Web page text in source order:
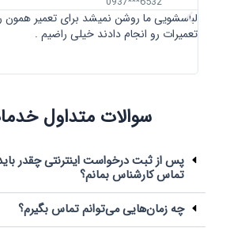
لباسشویی ما روشن نمیشد برای تعمیر همون
تعمیرات رو انجام دادند خیلی راضیم .
سوالات متداول
پس از ثبت درخواست اینترنتی چقدر
تماس کارشناس بمانم؟
چه زمان‌هایی می‌توانم تماس بگیرم؟